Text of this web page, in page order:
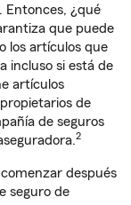
Entonces, ¿qué
que puede
los artículos que
incluso si está de
artículos
de
de seguros
2
después
seguro de